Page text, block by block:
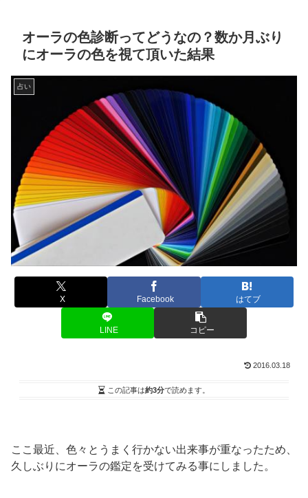
オーラの色診断ってどうなの？数か月ぶり
にオーラの色を視て頂いた結果
占い
X Facebook はてブ
LINE コピー
2016.03.18
この記事は約3分で読めます。
ここ最近、色々とうまく行かない出来事が重なったため、
久しぶりにオーラの鑑定を受けてみる事にしました。